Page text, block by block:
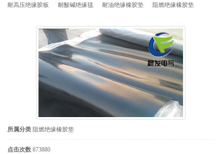
耐高压绝缘胶板
耐酸碱绝缘毯 耐油绝缘橡胶垫 阻燃绝缘橡胶垫
所属分类 阻燃绝缘橡胶垫
点击次数 873880